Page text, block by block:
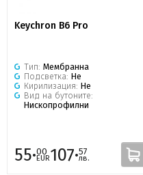
Keychron B6 Pro
Тип: Мембранна
Подсветка: Не
Кирилизация: Не
Вид на бутоните:
Нископрофилни
55·00
EUR107·57
лв.